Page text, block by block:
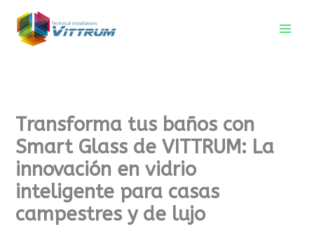
contenido
Transforma tus baños con
Smart Glass de VITTRUM: La
innovación en vidrio
inteligente para casas
campestres y de lujo